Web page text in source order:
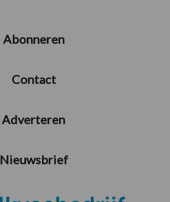
Abonneren
Contact
Adverteren
Nieuwsbrief